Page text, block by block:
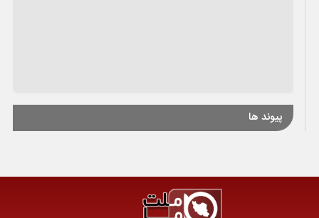
پیوند ها